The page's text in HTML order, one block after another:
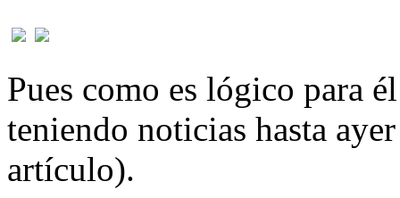
Pues como es lógico para
teniendo noticias hasta
artículo).